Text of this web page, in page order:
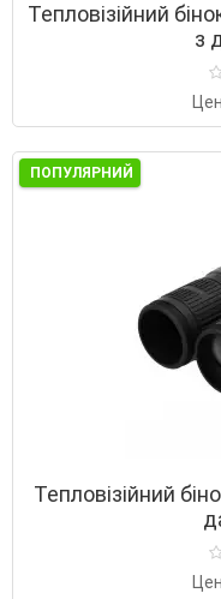
Тепловізійний
з
ПОПУЛЯРНИЙ
Тепловізійний